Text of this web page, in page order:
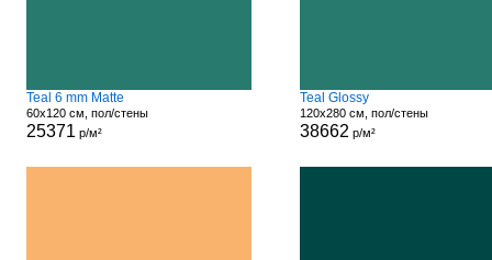
Teal 6 mm Matte
60x120 см, пол/стены
25371 р/м²
Teal Glossy
120x280 см, пол/стены
38662 р/м²